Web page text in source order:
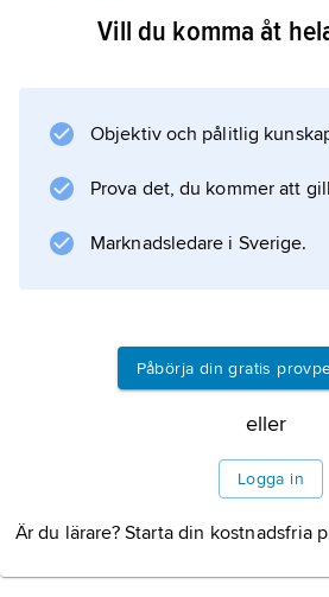
Information om
Vill du komma åt
Objektiv och pålitlig
Prova det, du kommer att
Marknadsledare i Sverige.
Påbörja din gratis
eller
Logga in
Är du lärare? Starta din kostnadsfria